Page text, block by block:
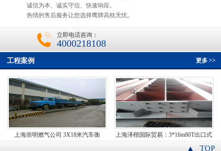
诚信为本、诚实守信、快速响应。
热情的售后服务让您选择鹰牌高枕无忧。
立即电话咨询：
4000218108
更多>>
工程案例
上海崇明燃气公司 3X18米汽车衡
上海泽楷国际贸易：3*16m80T出口式
TOP